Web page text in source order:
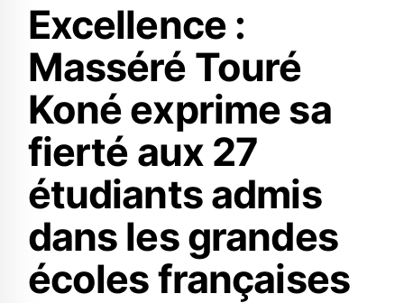
Excellence :
Masséré Touré
Koné exprime sa
fierté aux 27
étudiants admis
dans les grandes
écoles françaises